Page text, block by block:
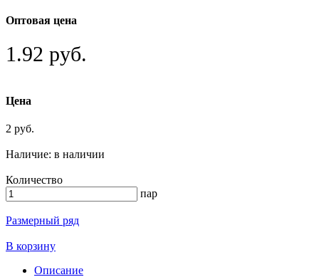
Оптовая цена
1.92 руб.
Цена
2 руб.
Наличие: в наличии
Количество
пар
Размерный ряд
В корзину
Описание